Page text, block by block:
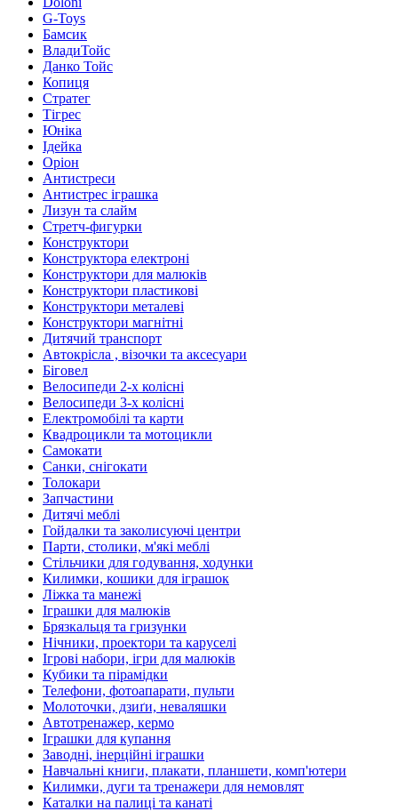
G-Toys
Бамсик
ВладиТойс
Данко Тойс
Копиця
Стратег
Тігрес
Юніка
Ідейка
Оріон
Антистреси
Антистрес іграшка
Лизун та слайм
Стретч-фигурки
Конструктори
Конструктора електроні
Конструктори для малюків
Конструктори пластикові
Конструктори металеві
Конструктори магнітні
Дитячий транспорт
Автокрісла , візочки та аксесуари
Біговел
Велосипеди 2-х колісні
Велосипеди 3-х колісні
Електромобілі та карти
Квадроцикли та мотоцикли
Самокати
Санки, снігокати
Толокари
Запчастини
Дитячі меблі
Гойдалки та заколисуючі центри
Парти, столики, м'які меблі
Стільчики для годування, ходунки
Килимки, кошики для іграшок
Ліжка та манежі
Іграшки для малюків
Брязкальця та гризунки
Нічники, проектори та каруселі
Ігрові набори, ігри для малюків
Кубики та пірамідки
Телефони, фотоапарати, пульти
Молоточки, дзиґи, неваляшки
Автотренажер, кермо
Іграшки для купання
Заводні, інерційні іграшки
Навчальні книги, плакати, планшети, комп'ютери
Килимки, дуги та тренажери для немовлят
Каталки на палиці та канаті